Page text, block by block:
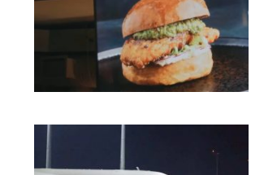
Подкоп под Европу: в Литве
обнаружили уже 12
подземных тоннелей из
Единственный в России
после уголовных дел против
руководства